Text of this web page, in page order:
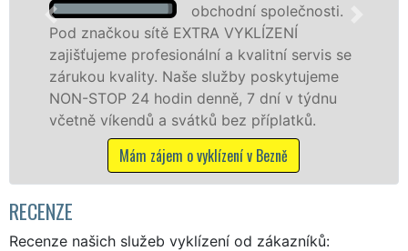
obchodní společnosti.
sítě EXTRA VYKLÍZENÍ
profesionální a kvalitní servis se
kvality. Naše služby poskytujeme
24 hodin denně, 7 dní v týdnu
víkendů a svátků bez příplatků.
Mám zájem o vyklízení v Bezně
RECENZE
Recenze našich služeb vyklízení od zákazníků: